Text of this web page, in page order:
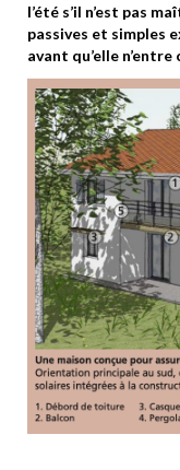
l’été s’il n’est pas
passives et simples
avant qu’elle n’entre